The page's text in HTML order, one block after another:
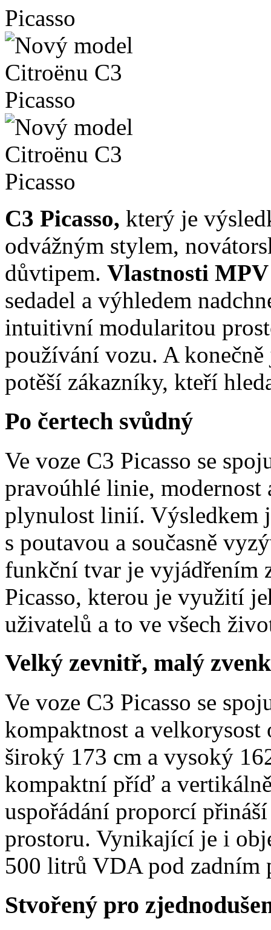
C3 Picasso, který je
odvážným stylem,
důvtipem. Vlastnosti
sedadel a výhledem
intuitivní modularitou
používání vozu. A
potěší zákazníky, kteří
Po čertech svůdný
Ve voze C3 Picasso se
pravoúhlé linie, modernost
plynulost linií. Výsledkem
s poutavou a současně
funkční tvar je vyjádřením
Picasso, kterou je využití
uživatelů a to ve všech
Velký zevnitř, malý
Ve voze C3 Picasso se
kompaktnost a
široký 173 cm a vysoký
kompaktní příď a
uspořádání proporcí
prostoru. Vynikající je i
500 litrů VDA pod zadním
Stvořený pro